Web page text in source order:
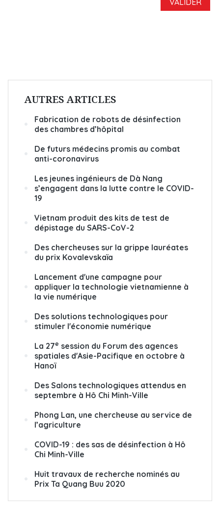
AUTRES ARTICLES
Fabrication de robots de désinfection
des chambres d’hôpital
De futurs médecins promis au combat
anti-coronavirus
Les jeunes ingénieurs de Dà Nang
s’engagent dans la lutte contre le COVID-
19
Vietnam produit des kits de test de
dépistage du SARS-CoV-2
Des chercheuses sur la grippe lauréates
du prix Kovalevskaïa
Lancement d'une campagne pour
appliquer la technologie vietnamienne à
la vie numérique
Des solutions technologiques pour
stimuler l'économie numérique
La 27e session du Forum des agences
spatiales d'Asie-Pacifique en octobre à
Hanoï
Des Salons technologiques attendus en
septembre à Hô Chi Minh-Ville
Phong Lan, une chercheuse au service de
l’agriculture
COVID-19 : des sas de désinfection à Hô
Chi Minh-Ville
Huit travaux de recherche nominés au
Prix Ta Quang Buu 2020